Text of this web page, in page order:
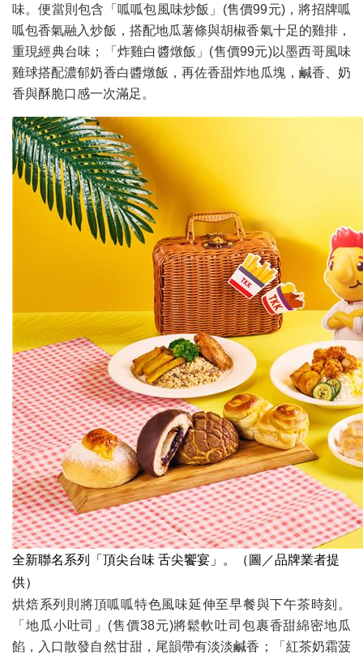
味。便當則包含「呱呱包風味炒飯」(售價99元)，將招牌呱
呱包香氣融入炒飯，搭配地瓜薯條與胡椒香氣十足的雞排，
重現經典台味；「炸雞白醬燉飯」(售價99元)以墨西哥風味
雞球搭配濃郁奶香白醬燉飯，再佐香甜炸地瓜塊，鹹香、奶
香與酥脆口感一次滿足。
全新聯名系列「頂尖台味 舌尖饗宴」。（圖／品牌業者提
供）
烘焙系列則將頂呱呱特色風味延伸至早餐與下午茶時刻。
「地瓜小吐司」(售價38元)將鬆軟吐司包裹香甜綿密地瓜
餡，入口散發自然甘甜，尾韻帶有淡淡鹹香；「紅茶奶霜菠